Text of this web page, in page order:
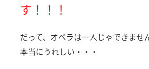
す！！！
だって、オペラは一人じゃできませ
本当にうれしい・・・